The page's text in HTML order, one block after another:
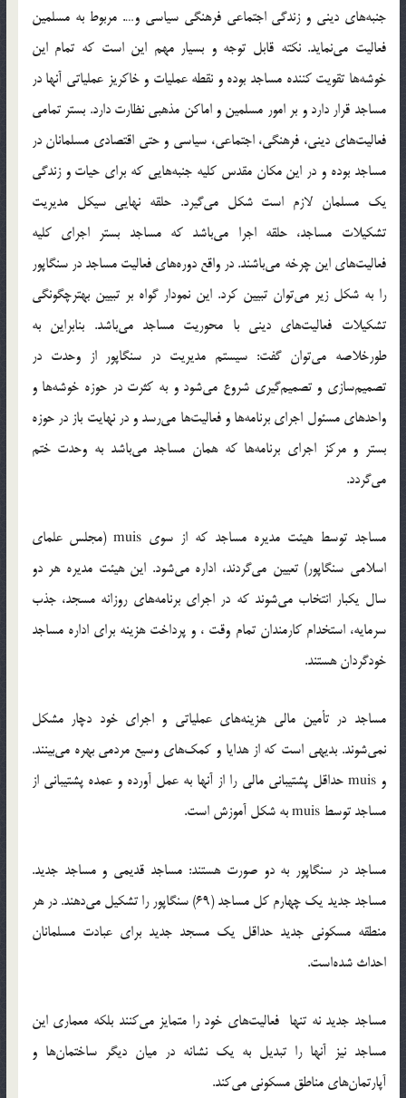
جنبه‌هاي ديني و زندگي اجتماعي فرهنگي سياسي و…. مربوط به مسلمين
فعاليت مي‌نمايد. نكته قابل توجه و بسيار مهم اين است كه تمام اين
خوشه‌ها تقويت كننده مساجد بوده و نقطه عمليات و خاكريز عملياتي آنها در
مساجد قرار دارد و بر امور مسلمين و اماکن مذهبي نظارت دارد. بستر تمامي
فعاليت‌هاي ديني، فرهنگي، اجتماعي، سياسي و حتي اقتصادي مسلمانان در
مساجد بوده و در اين مكان مقدس كليه جنبه‌هايي كه براي حيات و زندگي
يك مسلمان لازم است شكل مي‌گيرد. حلقه نهايي سيكل مديريت
تشكيلات مساجد، حلقه اجرا مي‌باشد كه مساجد بستر اجراي كليه
فعاليت‌هاي اين چرخه مي‌باشند. در واقع دوره‌هاي فعاليت مساجد در سنگاپور
را به شكل زير مي‌توان تبيين كرد. اين نمودار گواه بر تبيين بهترچگونگي
تشكيلات فعاليت‌هاي ديني با محوريت مساجد مي‌باشد. بنابراين به
طورخلاصه مي‌توان گفت: سيستم مديريت در سنگاپور از وحدت در
تصميم‌سازي و تصميم‌گيري شروع مي‌شود و به كثرت در حوزه خوشه‌ها و
واحدهاي مسئول اجراي برنامه‌ها و فعاليت‌ها مي‌رسد و در نهايت باز در حوزه
بستر و مركز اجراي برنامه‌ها كه همان مساجد مي‌باشد به وحدت ختم
مي‌گردد.
مساجد توسط هيئت مديره مساجد كه از سوي muis (مجلس علماي
اسلامي سنگاپور) تعيين مي‌گردند، اداره مي‌شود. اين هيئت مديره هر دو
سال يکبار انتخاب مي‌شوند كه در اجراي برنامه‌هاي روزانه مسجد، جذب
سرمايه، استخدام کارمندان تمام وقت ، و پرداخت هزينه براي اداره مساجد
خودگردان هستند.
مساجد در تأمين مالي هزينه‌هاي عملياتي و اجراي خود دچار مشكل
نمي‌شوند. بديهي است كه از هدايا و كمك‌هاي وسيع مردمي بهره مي‌بينند.
و muis حداقل پشتيباني مالي را از آنها به عمل آورده و عمده پشتيباني از
مساجد توسط muis به شکل آموزش است.
مساجد در سنگاپور به دو صورت هستند: مساجد قديمي و مساجد جديد.
مساجد جديد يك چهارم كل مساجد (69) سنگاپور را تشكيل مي‌دهند. در هر
منطقه مسكوني جديد حداقل يك مسجد جديد براي عبادت مسلمانان
احداث شده‌است.
مساجد جديد نه تنها فعاليت‌هاي خود را متمايز مي‌كنند بلكه معماري اين
مساجد نيز آنها را تبديل به يک نشانه در ميان ديگر ساختمان‌ها و
آپارتمان‌هاي مناطق مسكوني مي‌كند.